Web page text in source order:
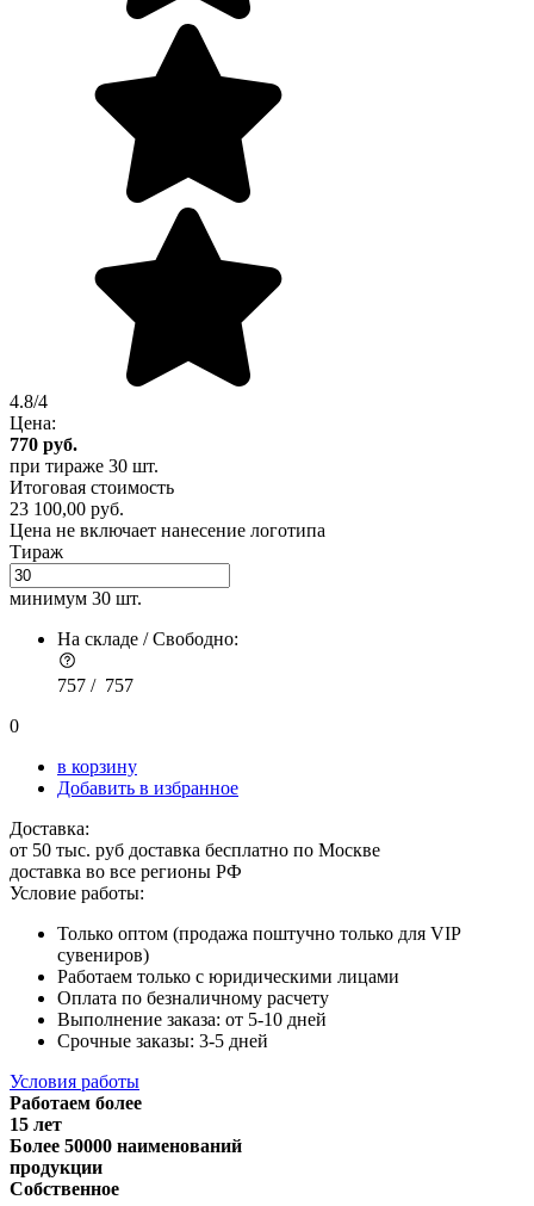
4.8/4
Цена:
770 руб.
при тираже 30 шт.
Итоговая стоимость
23 100,00 руб.
Цена не включает нанесение логотипа
Тираж
минимум 30 шт.
На складе / Свободно:
757 / 757
0
в корзину
Добавить в избранное
Доставка:
от 50 тыс. руб доставка бесплатно по Москве
доставка во все регионы РФ
Условие работы:
Только оптом (продажа поштучно только для VIP
сувениров)
Работаем только с юридическими лицами
Оплата по безналичному расчету
Выполнение заказа: от 5-10 дней
Срочные заказы: 3-5 дней
Условия работы
Работаем более
15 лет
Более 50000 наименований
продукции
Собственное